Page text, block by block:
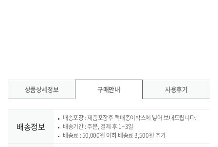
상품상세정보 구매안내 사용후기
배송정보
배송포장 : 제품포장후 택배종이박스에 넣어 보내드립니다.
배송기간 : 주문, 결제 후 1~3일
배송료 : 50,000원 이하 배송료 3,500원 추가